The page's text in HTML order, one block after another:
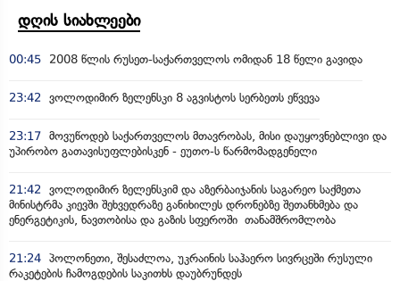
დღის სიახლეები
00:45 2008 წლის რუსეთ-საქართველოს ომიდან 18 წელი გავიდა
23:42 ვოლოდიმირ ზელენსკი 8 აგვისტოს სერბეთს ეწვევა
23:17 მოვუწოდებ საქართველოს მთავრობას, მისი დაუყოვნებლივი და
უპირობო გათავისუფლებისკენ - ეუთო-ს წარმომადგენელი
21:42
ვოლოდიმირ ზელენსკიმ და აზერბაიჯანის საგარეო საქმეთა
მინისტრმა კიევში შეხვედრაზე განიხილეს დრონებზე შეთანხმება და
ენერგეტიკის, ნავთობისა და გაზის სფეროში თანამშრომლობა
21:24 პოლონეთი, შესაძლოა, უკრაინის საჰაერო სივრცეში რუსული
რაკეტების ჩამოგდების საკითხს დაუბრუნდეს